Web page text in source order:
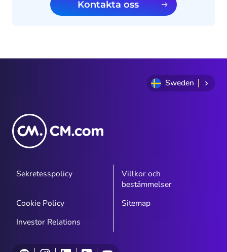
Kontakta oss
Sweden
Sekretesspolicy
Villkor och
bestämmelser
Cookie Policy
Sitemap
Investor Relations